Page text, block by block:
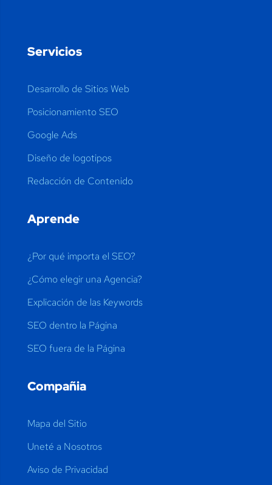
Servicios
Desarrollo de Sitios Web
Posicionamiento SEO
Google Ads
Diseño de logotipos
Redacción de Contenido
Aprende
¿Por qué importa el SEO?
¿Cómo elegir una Agencia?
Explicación de las Keywords
SEO dentro la Página
SEO fuera de la Página
Compañia
Mapa del Sitio
Uneté a Nosotros
Aviso de Privacidad